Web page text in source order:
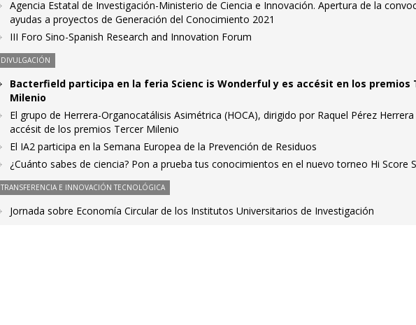
Agencia Estatal de Investigación-Ministerio de Ciencia e Innovación. Apertura de la
ayudas a proyectos de Generación del Conocimiento 2021
III Foro Sino-Spanish Research and Innovation Forum
DIVULGACIÓN
Bacterfield participa en la feria Scienc is Wonderful y es accésit en los premios
Milenio
El grupo de Herrera-Organocatálisis Asimétrica (HOCA), dirigido por Raquel Pérez Herrera
accésit de los premios Tercer Milenio
El IA2 participa en la Semana Europea de la Prevención de Residuos
¿Cuánto sabes de ciencia? Pon a prueba tus conocimientos en el nuevo torneo Hi Score
TRANSFERENCIA E INNOVACIÓN TECNOLÓGICA
Jornada sobre Economía Circular de los Institutos Universitarios de Investigación